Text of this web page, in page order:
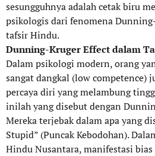
sesungguhnya adalah cetak biru
psikologis dari fenomena
tafsir Hindu.
Dunning-Kruger Effect dalam
Dalam psikologi modern, orang
sangat dangkal (low competence)
percaya diri yang melambung
inilah yang disebut dengan
Mereka terjebak dalam apa yang
Stupid” (Puncak Kebodohan).
Hindu Nusantara, manifestasi